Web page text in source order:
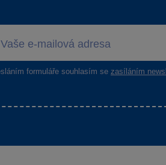
formuláře souhlasím se zasíláním